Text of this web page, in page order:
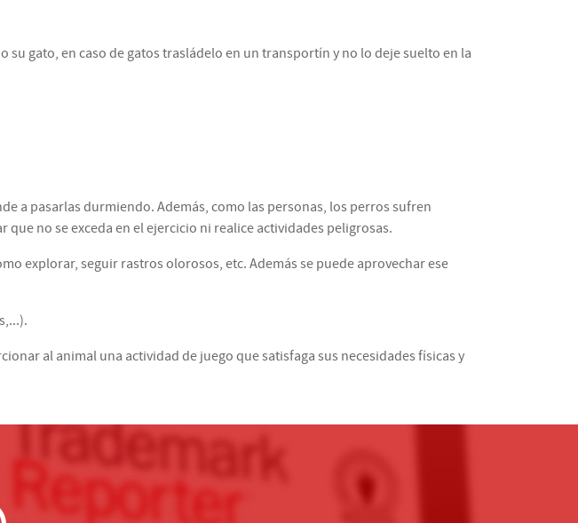
gato, en caso de gatos trasládelo en un transportín y no lo deje suelto en la
a pasarlas durmiendo. Además, como las personas, los perros sufren
no se exceda en el ejercicio ni realice actividades peligrosas.
explorar, seguir rastros olorosos, etc. Además se puede aprovechar ese
al animal una actividad de juego que satisfaga sus necesidades físicas y